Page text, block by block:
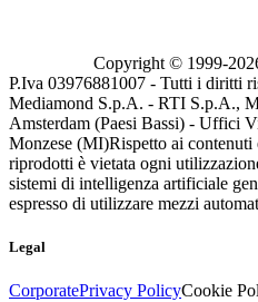
Copyright © 1999-
P.Iva 03976881007 - Tutti i diritti
Mediamond S.p.A. - RTI S.p.A.,
Amsterdam (Paesi Bassi) - Uffici
Monzese (MI)Rispetto ai contenuti
riprodotti è vietata ogni
sistemi di intelligenza artificiale
espresso di utilizzare mezzi
Legal
CorporatePrivacy PolicyCookie